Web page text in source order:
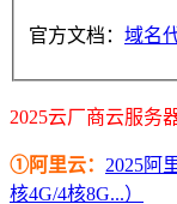
官方文档： 域名
2025云厂商云服务
①阿里云： 2025阿
核4G/4核8G...）